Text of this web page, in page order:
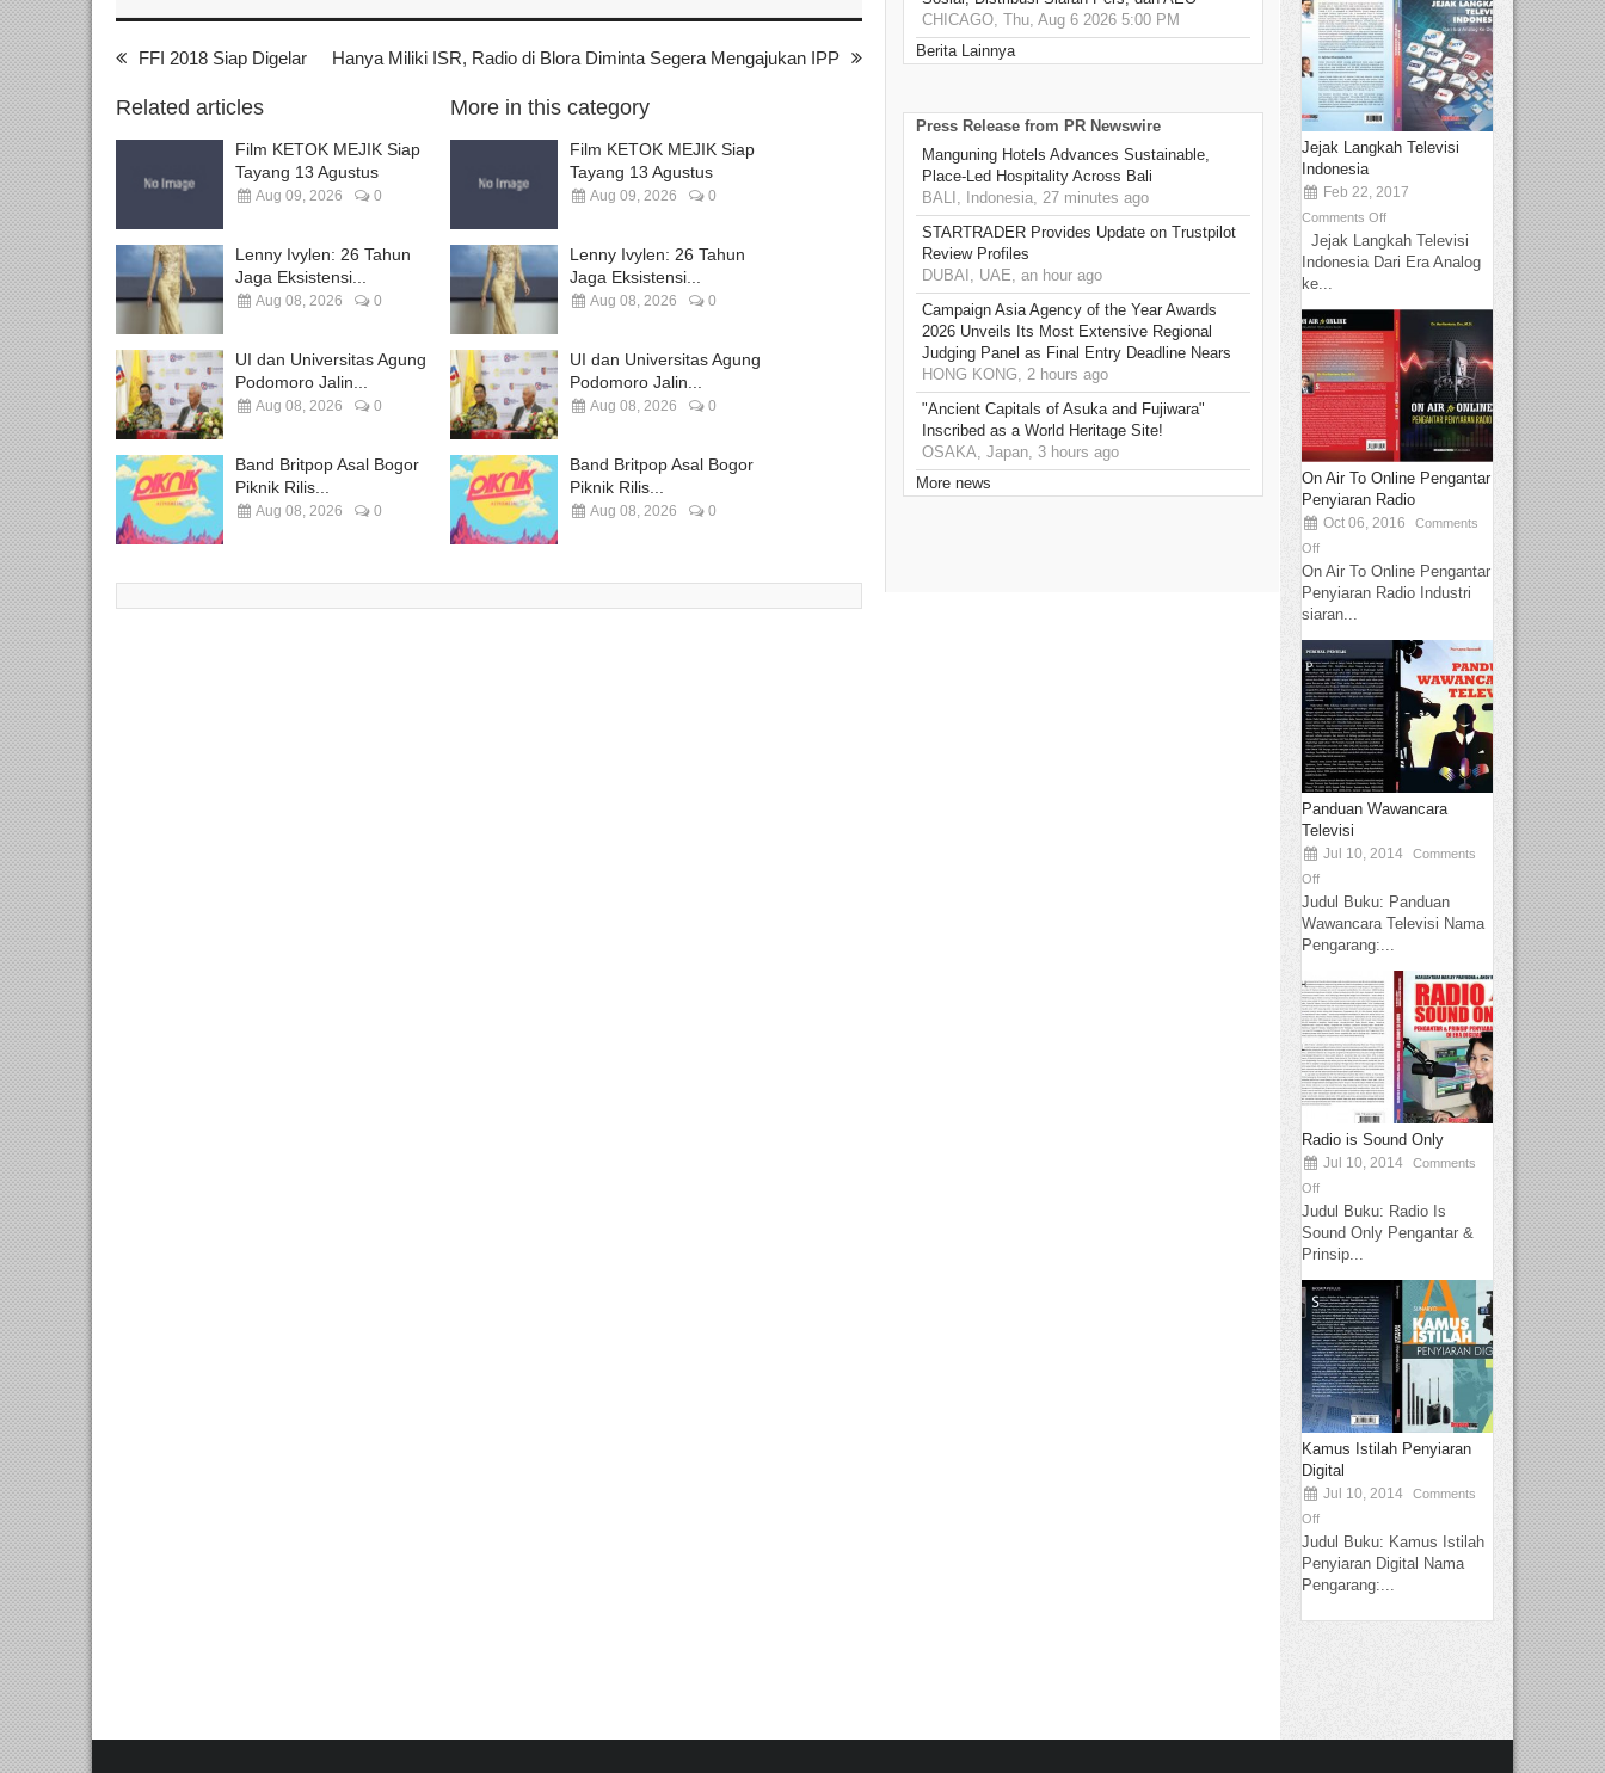
FFI 2018 Siap Digelar Hanya Miliki ISR, Radio di Blora Diminta Segera Mengajukan IPP
Related articles
Film KETOK MEJIK Siap
Tayang 13 Agustus
Aug 09, 2026 0
Lenny Ivylen: 26 Tahun
Jaga Eksistensi...
Aug 08, 2026 0
UI dan Universitas Agung
Podomoro Jalin...
Aug 08, 2026 0
Band Britpop Asal Bogor
Piknik Rilis...
Aug 08, 2026 0
More in this category
Film KETOK MEJIK Siap
Tayang 13 Agustus
Aug 09, 2026 0
Lenny Ivylen: 26 Tahun
Jaga Eksistensi...
Aug 08, 2026 0
UI dan Universitas Agung
Podomoro Jalin...
Aug 08, 2026 0
Band Britpop Asal Bogor
Piknik Rilis...
Aug 08, 2026 0
CHICAGO, Thu, Aug 6 2026 5:00 PM
Berita Lainnya
Press Release from PR Newswire
Manguning Hotels Advances Sustainable,
Place-Led Hospitality Across Bali
BALI, Indonesia, 27 minutes ago
STARTRADER Provides Update on Trustpilot
Review Profiles
DUBAI, UAE, an hour ago
Campaign Asia Agency of the Year Awards
2026 Unveils Its Most Extensive Regional
Judging Panel as Final Entry Deadline Nears
HONG KONG, 2 hours ago
"Ancient Capitals of Asuka and Fujiwara"
Inscribed as a World Heritage Site!
OSAKA, Japan, 3 hours ago
More news
Jejak Langkah Televisi
Indonesia
Feb 22, 2017
Comments Off
Jejak Langkah Televisi
Indonesia Dari Era Analog
ke...
On Air To Online Pengantar
Penyiaran Radio
Oct 06, 2016
Comments
Off
On Air To Online Pengantar
Penyiaran Radio Industri
siaran...
Panduan Wawancara
Televisi
Jul 10, 2014
Comments
Off
Judul Buku: Panduan
Wawancara Televisi Nama
Pengarang:...
Radio is Sound Only
Jul 10, 2014
Comments
Off
Judul Buku: Radio Is
Sound Only Pengantar &
Prinsip...
Kamus Istilah Penyiaran
Digital
Jul 10, 2014
Comments
Off
Judul Buku: Kamus Istilah
Penyiaran Digital Nama
Pengarang:...